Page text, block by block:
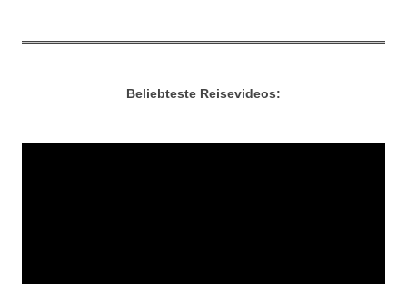
Beliebteste Reisevideos: